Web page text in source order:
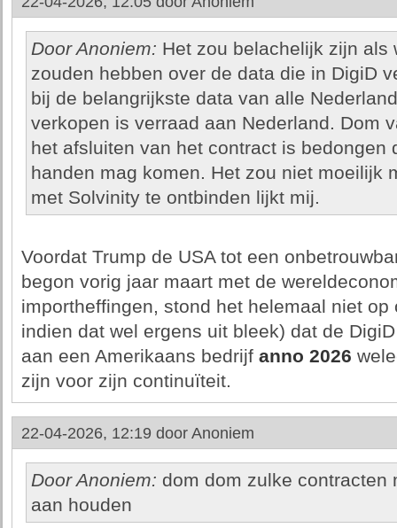
Door Anoniem: Het zou belachelijk zijn als
zouden hebben over de data die in DigiD
bij de belangrijkste data van alle
verkopen is verraad aan Nederland. Dom
het afsluiten van het contract is bedongen
handen mag komen. Het zou niet moeilijk
met Solvinity te ontbinden lijkt mij.
Voordat Trump de USA tot een
begon vorig jaar maart met de
importheffingen, stond het helemaal niet
indien dat wel ergens uit bleek) dat de
aan een Amerikaans bedrijf anno 2026
zijn voor zijn continuïteit.
22-04-2026, 12:19 door Anoniem
Door Anoniem: dom dom zulke contracten
aan houden